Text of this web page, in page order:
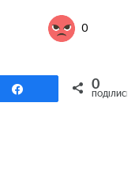
0
Поділитися0
ПОДІЛИСЬ